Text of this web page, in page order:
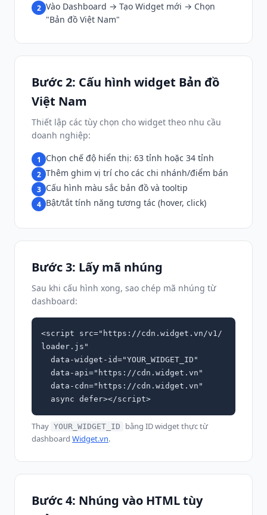
2 Vào Dashboard → Tạo Widget mới → Chọn
"Bản đồ Việt Nam"
Bước 2: Cấu hình widget Bản đồ
Việt Nam
Thiết lập các tùy chọn cho widget theo nhu cầu
doanh nghiệp:
1 Chọn chế độ hiển thị: 63 tỉnh hoặc 34 tỉnh
2 Thêm ghim vị trí cho các chi nhánh/điểm bán
3 Cấu hình màu sắc bản đồ và tooltip
4 Bật/tắt tính năng tương tác (hover, click)
Bước 3: Lấy mã nhúng
Sau khi cấu hình xong, sao chép mã nhúng từ
dashboard:
<script src="https://cdn.widget.vn/v1/
loader.js"
  async defer></script>
Thay YOUR_WIDGET_ID
bằng ID widget thực từ
dashboard Widget.vn.
Bước 4: Nhúng vào HTML tùy